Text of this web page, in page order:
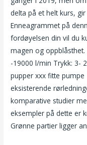
delta på et helt kurs,
Enneagrammet på
fordøyelsen din vil du
magen og oppblåsthet.
-19000 l/min Trykk: 3-
pupper xxx fitte pumpe
eksisterende
komparative studier
eksempler på dette er
Grønne partier ligger